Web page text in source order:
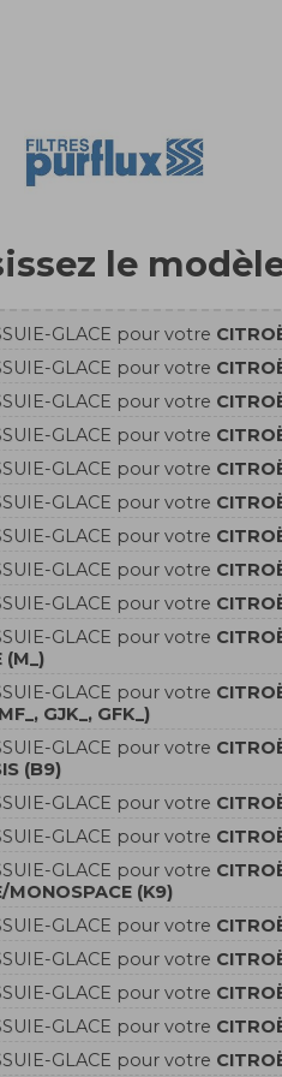
le
GLACE pour votre
GLACE pour votre
GLACE pour votre
GLACE pour votre
GLACE pour votre
GLACE pour votre
GLACE pour votre
GLACE pour votre
GLACE pour votre
GLACE pour votre
(M_)
GLACE pour votre
GJK_, GFK_)
GLACE pour votre
(B9)
GLACE pour votre
GLACE pour votre
GLACE pour votre
MONOSPACE (K9)
GLACE pour votre
GLACE pour votre
GLACE pour votre
GLACE pour votre
GLACE pour votre